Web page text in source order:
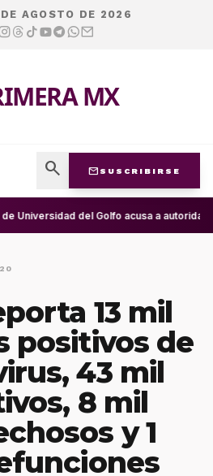
AGOSTO DE 2026
MX
search mail SUSCRIBIRSE
de Universidad del Golfo acusa a
13 mil
positivos de
43 mil
8 mil
y 1